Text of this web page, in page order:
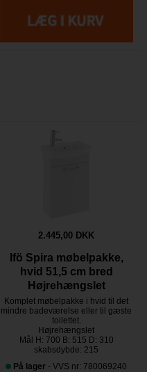
2.445,00 DKK
Ifö Spira møbelpakke,
hvid 51,5 cm bred
Højrehængslet
Komplet møbelpakke i hvid til det
mindre badeværelse eller til gæste
toilettet.
Højrehængslet
Mål H: 700 B: 515 D: 310
skabsdybde: 215
På lager - VVS nr: 780069240